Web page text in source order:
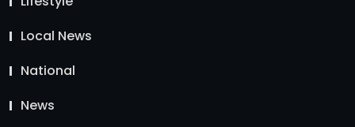
Local News
National
News